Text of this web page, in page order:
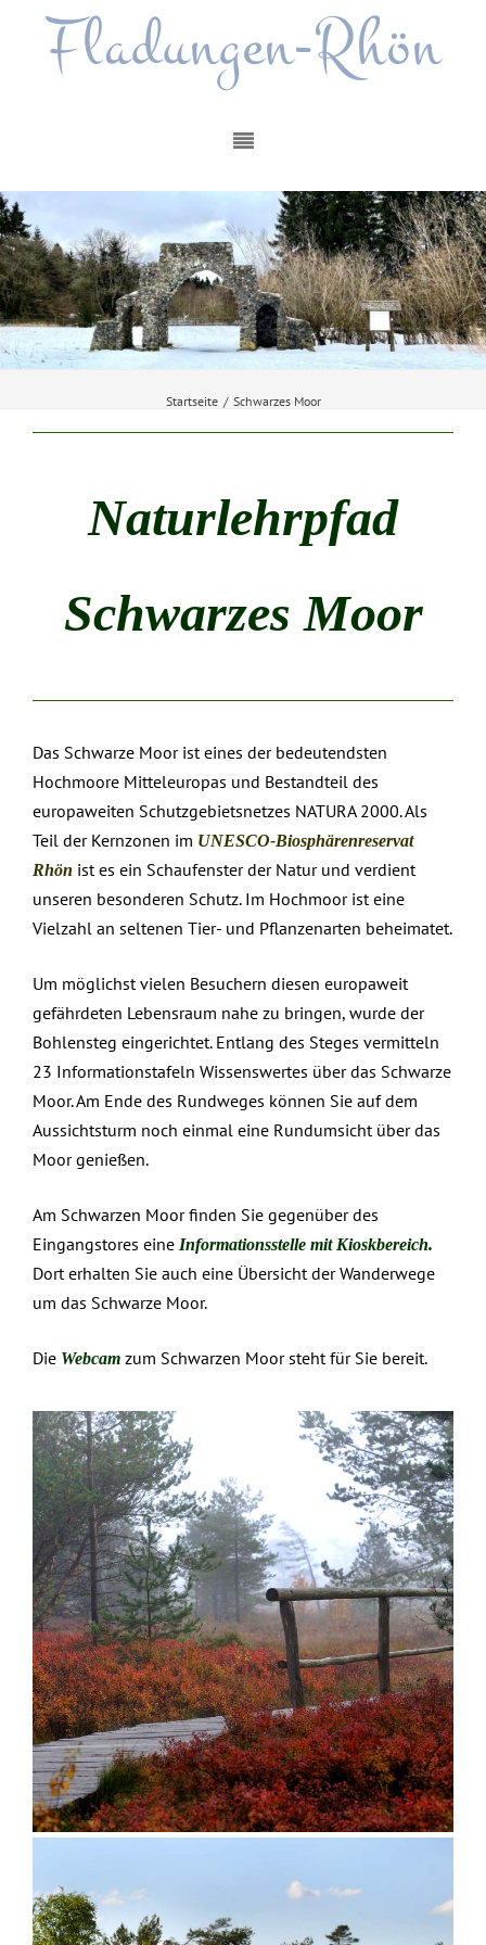
Fladungen-Rhön
Startseite / Schwarzes Moor
Naturlehrpfad
Schwarzes Moor
Das Schwarze Moor ist eines der bedeutendsten
Hochmoore Mitteleuropas und Bestandteil des
europaweiten Schutzgebietsnetzes NATURA 2000. Als
Teil der Kernzonen im UNESCO-Biosphärenreservat
Rhön ist es ein Schaufenster der Natur und verdient
unseren besonderen Schutz. Im Hochmoor ist eine
Vielzahl an seltenen Tier- und Pflanzenarten beheimatet.
Um möglichst vielen Besuchern diesen europaweit
gefährdeten Lebensraum nahe zu bringen, wurde der
Bohlensteg eingerichtet. Entlang des Steges vermitteln
23 Informationstafeln Wissenswertes über das Schwarze
Moor. Am Ende des Rundweges können Sie auf dem
Aussichtsturm noch einmal eine Rundumsicht über das
Moor genießen.
Am Schwarzen Moor finden Sie gegenüber des
Eingangstores eine Informationsstelle mit Kioskbereich.
Dort erhalten Sie auch eine Übersicht der Wanderwege
um das Schwarze Moor.
Die Webcam zum Schwarzen Moor steht für Sie bereit.